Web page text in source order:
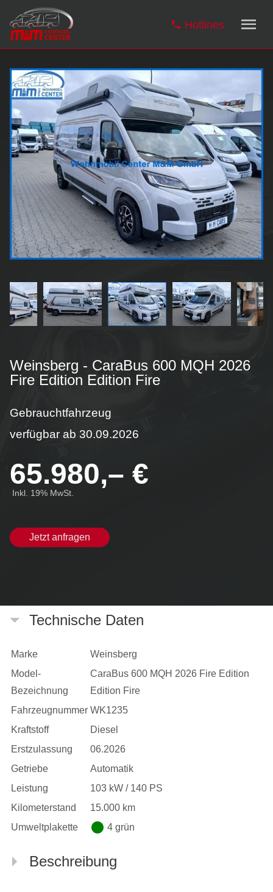
Hotlines
Carthago Wohn- & Reisemobile
Carthago Neuheiten
Malibu Kastenwagen
Hobby Wohn- & Reisemobile
Hobby Kastenwagen
Hobby Modellfinder
Verkauf
Vermietung
Angebote
Top-Deals
Werkstattservice
Ersatzteile bestellen
Fahrzeug-Ankauf
Unternehmen
Kontakt
Weinsberg - CaraBus 600 MQH 2026
Fire Edition Edition Fire
Gebrauchtfahrzeug
verfügbar ab 30.09.2026
65.980,– €
Inkl. 19% MwSt.
Jetzt anfragen
Technische Daten
Marke
Weinsberg
Model-
Bezeichnung
CaraBus 600 MQH 2026 Fire Edition
Edition Fire
Fahrzeugnummer WK1235
Kraftstoff
Diesel
Erstzulassung
06.2026
Getriebe
Automatik
Leistung
103 kW / 140 PS
Kilometerstand
15.000 km
Umweltplakette
4 grün
Beschreibung